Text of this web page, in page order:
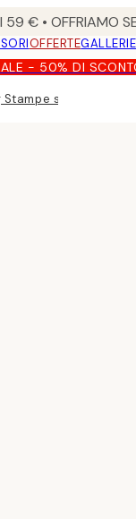
59 € • OFFRIAMO
OFFERTE
- 50% DI
su tela Duo